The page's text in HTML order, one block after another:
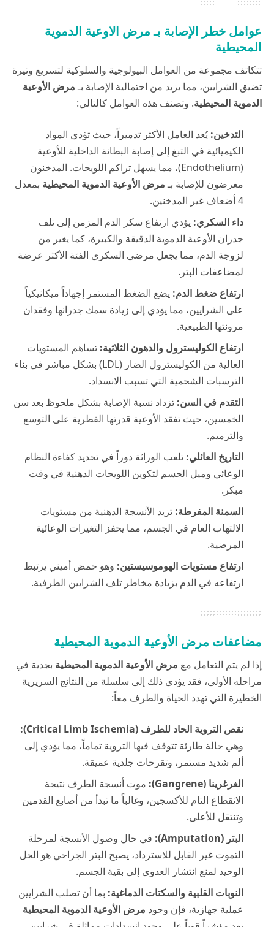
عوامل خطر الإصابة بـ مرض الاوعية الدموية
المحيطية
تتكاتف مجموعة من العوامل البيولوجية والسلوكية لتسريع وتيرة
تضيق الشرايين، مما يزيد من احتمالية الإصابة بـمرض الأوعية
الدموية المحيطية. وتصنف هذه العوامل كالتالي:
التدخين:يُعد العامل الأكثر تدميراً، حيث تؤدي المواد
الكيميائية في التبغ إلى إصابة البطانة الداخلية للأوعية
(Endothelium)، مما يسهل تراكم اللويحات. المدخنون
معرضون للإصابة بـمرض الأوعية الدموية المحيطية بمعدل
4 أضعاف غير المدخنين.
داء السكري: يؤدي ارتفاع سكر الدم المزمن إلى تلف
جدران الأوعية الدموية الدقيقة والكبيرة، كما يغير من
لزوجة الدم، مما يجعل مرضى السكري الفئة الأكثر عرضة
لمضاعفات البتر.
ارتفاع ضغط الدم: يضع الضغط المستمر إجهاداً ميكانيكياً
على الشرايين، مما يؤدي إلى زيادة سمك جدرانها وفقدان
مرونتها الطبيعية.
ارتفاع الكوليسترول والدهون الثلاثية: تساهم المستويات
العالية من الكوليسترول الضار (LDL) بشكل مباشر في بناء
الترسبات الشحمية التي تسبب الانسداد.
التقدم في السن: تزداد نسبة الإصابة بشكل ملحوظ بعد سن
الخمسين، حيث تفقد الأوعية قدرتها الفطرية على التوسع
والترميم.
التاريخ العائلي: تلعب الوراثة دوراً في تحديد كفاءة النظام
الوعائي وميل الجسم لتكوين اللويحات الدهنية في وقت
مبكر.
السمنة المفرطة: تزيد الأنسجة الدهنية من مستويات
الالتهاب العام في الجسم، مما يحفز التغيرات الوعائية
المرضية.
ارتفاع مستويات الهوموسيستين: وهو حمض أميني يرتبط
ارتفاعه في الدم بزيادة مخاطر تلف الشرايين الطرفية.
مضاعفات مرض الأوعية الدموية المحيطية
إذا لم يتم التعامل مع مرض الأوعية الدموية المحيطية بجدية في
مراحله الأولى، فقد يؤدي ذلك إلى سلسلة من النتائج السريرية
الخطيرة التي تهدد الحياة والطرف معاً:
نقص التروية الحاد للطرف (Critical Limb Ischemia):
وهي حالة طارئة تتوقف فيها التروية تماماً، مما يؤدي إلى
ألم شديد مستمر، وتقرحات جلدية عميقة.
الغرغرينا (Gangrene):
موت أنسجة الطرف نتيجة
الانقطاع التام للأكسجين، وغالباً ما تبدأ من أصابع القدمين
وتنتقل للأعلى.
البتر (Amputation):
في حال وصول الأنسجة لمرحلة
التموت غير القابل للاسترداد، يصبح البتر الجراحي هو الحل
الوحيد لمنع انتشار العدوى إلى بقية الجسم.
النوبات القلبية والسكتات الدماغية: بما أن تصلب الشرايين
عملية جهازية، فإن وجود مرض الأوعية الدموية المحيطية